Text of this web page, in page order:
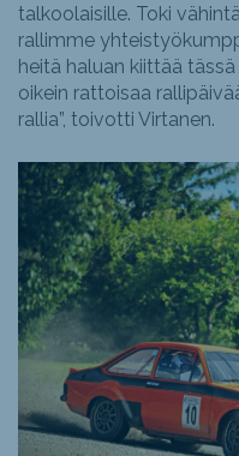
talkoolaisille. Toki
rallimme
heitä haluan kiittää
oikein rattoisaa
rallia”, toivotti Virtanen.